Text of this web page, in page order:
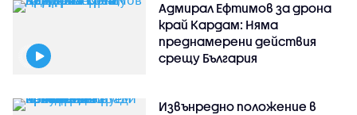
Адмирал Ефтимов за дрона
край Кардам: Няма
преднамерени действия
срещу България
Извънредно положение в